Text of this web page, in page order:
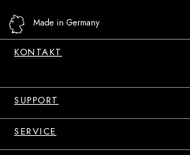
Made in Germany
KONTAKT
SUPPORT
SERVICE